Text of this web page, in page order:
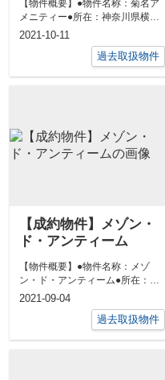
【物件概要】●物件名称：菊名ア
メニティー●所在：神奈川県横浜
市港北区菊名７丁目5-10●交通：
2021-10-11
過去取扱物件
【成約物件】メゾン・
ド・アンティーム
【物件概要】●物件名称：メゾ
ン・ド・アンティーム●所在：神
奈川県横浜市港北区大倉山４丁目
2021-09-04
過去取扱物件